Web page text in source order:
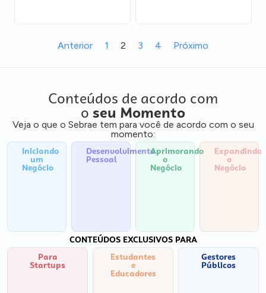
Anterior 1 2 3 4 Próximo
Conteúdos de acordo com
o seu Momento
Veja o que o Sebrae tem para você de acordo com o seu
momento:
Iniciando
um
Negócio
Desenvolvimento
Pessoal
Aprimorando
o
Negócio
Expandindo
o
Negócio
CONTEÚDOS EXCLUSIVOS PARA
Para
Startups
Estudantes
e
Educadores
Gestores
Públicos